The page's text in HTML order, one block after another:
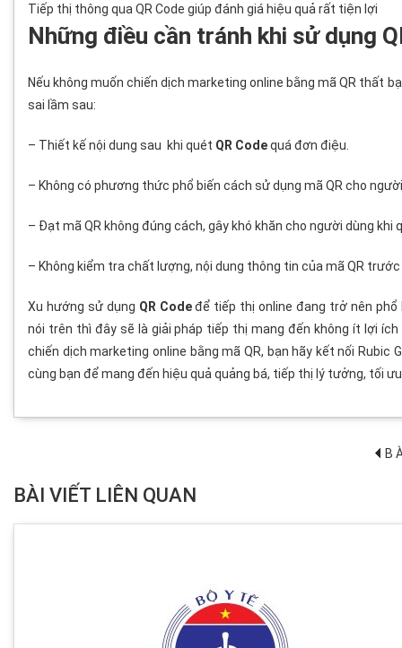
Tiếp thị thông qua QR Code giúp đánh giá hiệu quả rất tiện lợi
Những điều cần tránh khi sử dụng
Nếu không muốn chiến dịch marketing online bằng mã QR thất
sai lầm sau:
– Thiết kế nội dung sau khi quét QR Codequá đơn điệu.
– Không có phương thức phổ biến cách sử dụng mã QR cho
– Đạt mã QR không đúng cách, gây khó khăn cho người dùng khi
– Không kiểm tra chất lượng, nội dung thông tin của mã QR
Xu hướng sử dụng QR Codeđể tiếp thị online đang trở nên phổ
nói trên thì đây sẽ là giải pháp tiếp thị mang đến không ít lợi
chiến dịch marketing online bằng mã QR, bạn hãy kết nối Rubic
cùng bạn để mang đến hiệu quả quảng bá, tiếp thị lý tưởng, tối
BÀI VIẾT LIÊN QUAN